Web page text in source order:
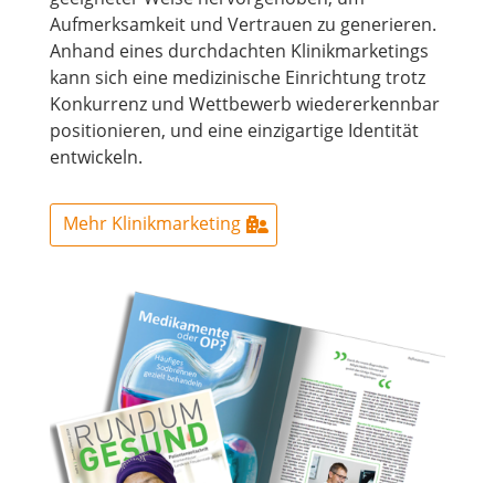
Aufmerksamkeit und Vertrauen zu generieren.
Anhand eines durchdachten Klinikmarketings
kann sich eine medizinische Einrichtung trotz
Konkurrenz und Wettbewerb wiedererkennbar
positionieren, und eine einzigartige Identität
entwickeln.
Mehr Klinikmarketing